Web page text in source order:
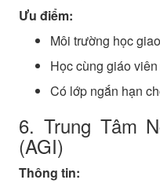
Ưu điểm:
Môi trường học
Học cùng giáo
Có lớp ngắn hạn
6. Trung Tâm
(AGI)
Thông tin: